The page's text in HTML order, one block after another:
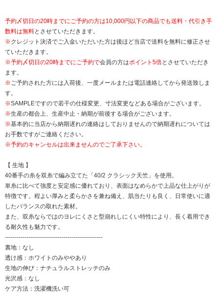
予約〆切日の20時までにご予約の方は10,000円以下の商品でも送料・代引き手
数料は無料とさせていただきます。
※クレジット決済でご入金いただいた方は後ほど当店で送料を無料に修正させ
ていただきます。
※予約〆切日の20時までにご予約で会員の方はポイント5倍とさせていただき
ます。
※ご予約された方には入荷後、一度メールまたは電話連絡してから発送致しま
す。
※SAMPLEですので若干の仕様変更、寸法変更などある場合がございます。
※生産の都合上、生産中止・納期が前後する場合がございます。
※基本的に当店から納期遅れの連絡はしておりませんので納期遅れについては
お手数ですがご連絡ください。
※予約のキャンセルは出来ませんのでご了承下さい。
【 生地 】
40番手の糸を双糸で編み立てた「40/2 クラシック天竺」を使用。
単糸に比べて強度と安定感に優れており、表面はなめらかで上品な仕上がりが
特徴です。程よい厚みと柔らかさを兼ね備え、肌当たりも良く、日常使いに適
したバランスの取れた素材。
また、双糸ならではのヨレにくさと型崩れしにくい特性により、長く着用でき
る耐久性も魅力です。
--------------------------------------------------
裏地：なし
透け感：ホワイトのみややあり
生地の伸び：ナチュラルストレッチのみ
光沢感：なし
ケア方法：洗濯機洗い可